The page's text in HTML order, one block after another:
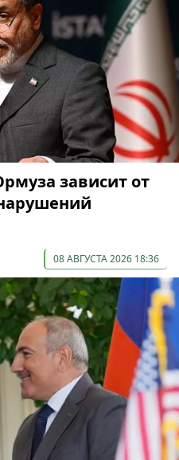
зависит от
08 АВГУСТА 2026 18:36